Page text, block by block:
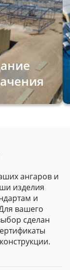
ангаров и
изделия
и
вашего
сделан